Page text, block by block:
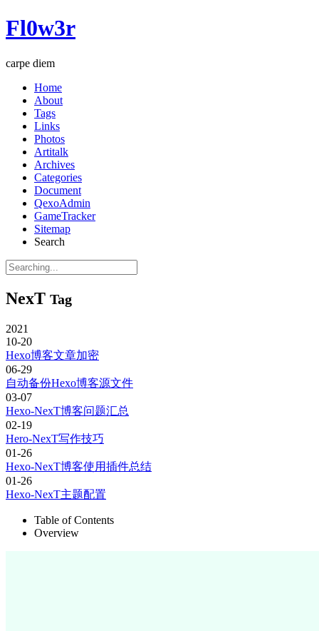
Fl0w3r
carpe diem
Home
About
Tags
Links
Photos
Artitalk
Archives
Categories
Document
QexoAdmin
GameTracker
Sitemap
Search
NexT Tag
2021
10-20
Hexo博客文章加密
06-29
自动备份Hexo博客源文件
03-07
Hexo-NexT博客问题汇总
02-19
Hero-NexT写作技巧
01-26
Hexo-NexT博客使用插件总结
01-26
Hexo-NexT主题配置
Table of Contents
Overview